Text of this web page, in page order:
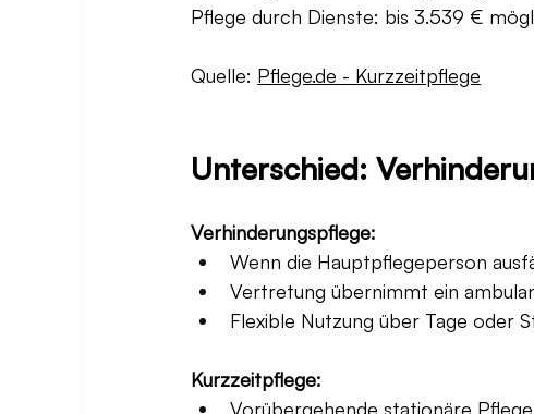
Pflege durch Dienste: bis 3.539 €
Quelle: Pflege.de - Kurzzeitpflege
Unterschied:
Verhinderungspflege:
Wenn die Hauptpflegeperson
Vertretung übernimmt ein
Flexible Nutzung über Tage oder
Kurzzeitpflege:
Vorübergehende stationäre